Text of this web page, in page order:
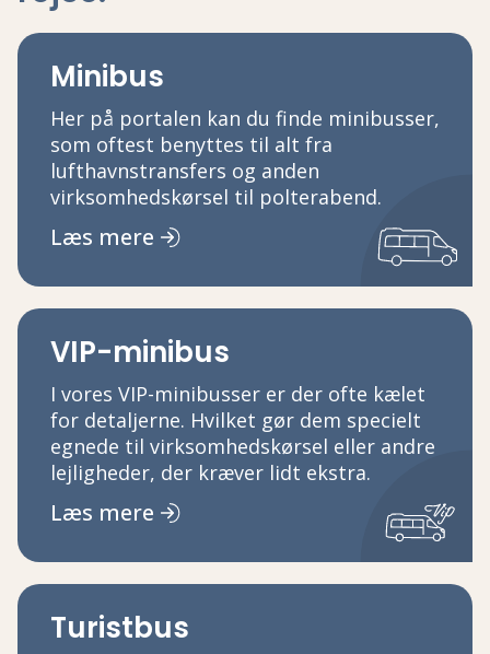
Minibus
Her på portalen kan du finde minibusser,
som oftest benyttes til alt fra
lufthavnstransfers og anden
virksomhedskørsel til polterabend.
Læs mere
VIP-minibus
I vores VIP-minibusser er der ofte kælet
for detaljerne. Hvilket gør dem specielt
egnede til virksomhedskørsel eller andre
lejligheder, der kræver lidt ekstra.
Læs mere
Turistbus